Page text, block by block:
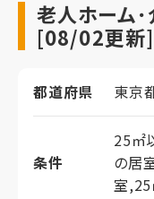
老人ホーム
[08/02更新]
都道府県 東京
条件
25㎡
の居
室,25